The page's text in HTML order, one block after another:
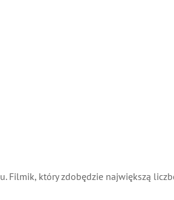
Filmik, który zdobędzie największą liczbę